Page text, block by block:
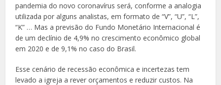
pandemia do novo coronavírus será, conforme a analogia
utilizada por alguns analistas, em formato de “V”, “U”, “L”,
“K” … Mas a previsão do Fundo Monetário Internacional é
de um declínio de 4,9% no crescimento econômico global
em 2020 e de 9,1% no caso do Brasil.
Esse cenário de recessão econômica e incertezas tem
levado a igreja a rever orçamentos e reduzir custos. Na